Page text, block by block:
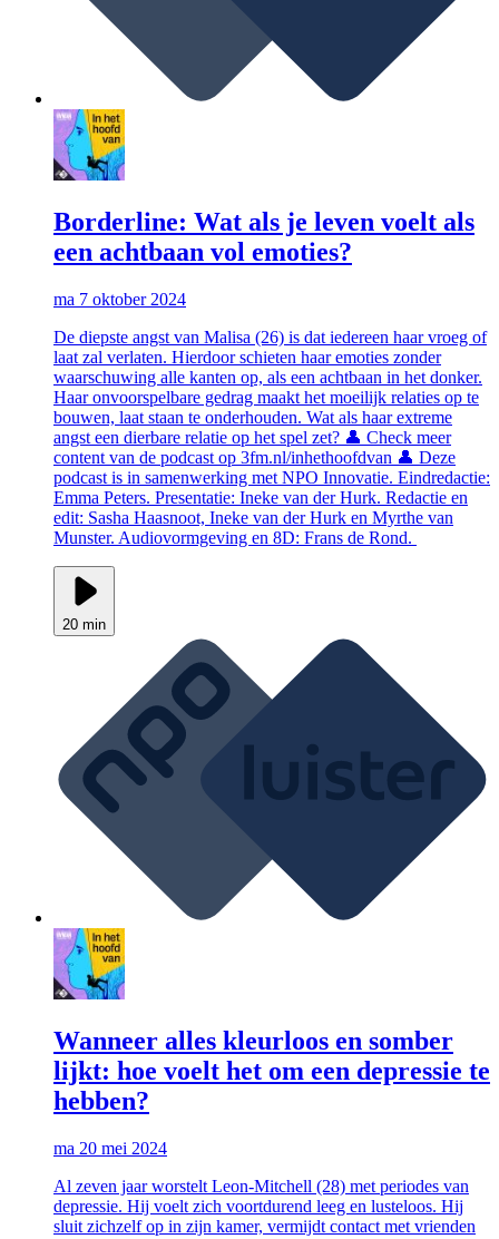
Borderline: Wat als je leven voelt als
een achtbaan vol emoties?
ma 7 oktober 2024
De diepste angst van Malisa (26) is dat iedereen haar vroeg of
laat zal verlaten. Hierdoor schieten haar emoties zonder
waarschuwing alle kanten op, als een achtbaan in het donker.
Haar onvoorspelbare gedrag maakt het moeilijk relaties op te
bouwen, laat staan te onderhouden. Wat als haar extreme
angst een dierbare relatie op het spel zet? 👤 Check meer
content van de podcast op 3fm.nl/inhethoofdvan 👤 Deze
podcast is in samenwerking met NPO Innovatie. Eindredactie:
Emma Peters. Presentatie: Ineke van der Hurk. Redactie en
edit: Sasha Haasnoot, Ineke van der Hurk en Myrthe van
Munster. Audiovormgeving en 8D: Frans de Rond.
20 min
Wanneer alles kleurloos en somber
lijkt: hoe voelt het om een depressie te
hebben?
ma 20 mei 2024
Al zeven jaar worstelt Leon-Mitchell (28) met periodes van
depressie. Hij voelt zich voortdurend leeg en lusteloos. Hij
sluit zichzelf op in zijn kamer, vermijdt contact met vrienden